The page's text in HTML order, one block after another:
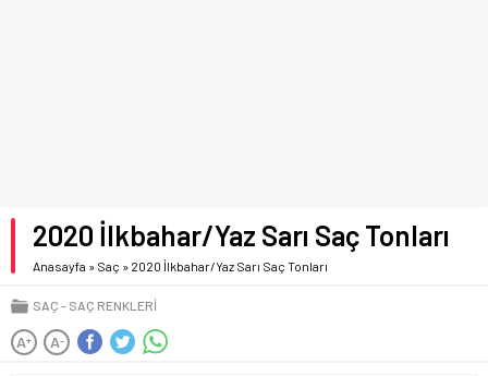
2020 İlkbahar/Yaz Sarı Saç Tonları
Anasayfa » Saç » 2020 İlkbahar/Yaz Sarı Saç Tonları
SAÇ SAÇ RENKLERI
A+ A-